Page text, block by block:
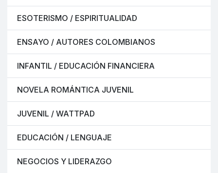
ESOTERISMO / ESPIRITUALIDAD
ENSAYO / AUTORES COLOMBIANOS
INFANTIL / EDUCACIÓN FINANCIERA
NOVELA ROMÁNTICA JUVENIL
JUVENIL / WATTPAD
EDUCACIÓN / LENGUAJE
NEGOCIOS Y LIDERAZGO